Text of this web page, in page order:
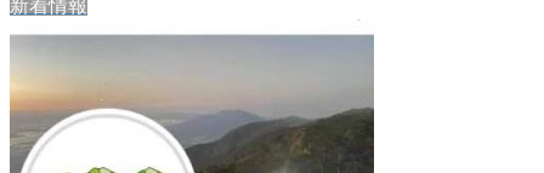
新着情報